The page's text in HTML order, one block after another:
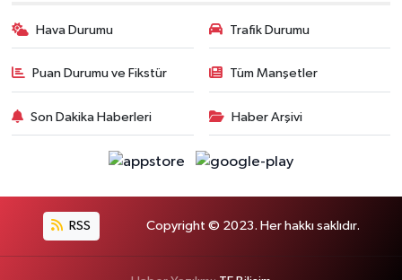
Hava Durumu Trafik Durumu
Puan Durumu ve Fikstür Tüm Manşetler
Son Dakika Haberleri Haber Arşivi
RSS Copyright © 2023. Her hakkı saklıdır.